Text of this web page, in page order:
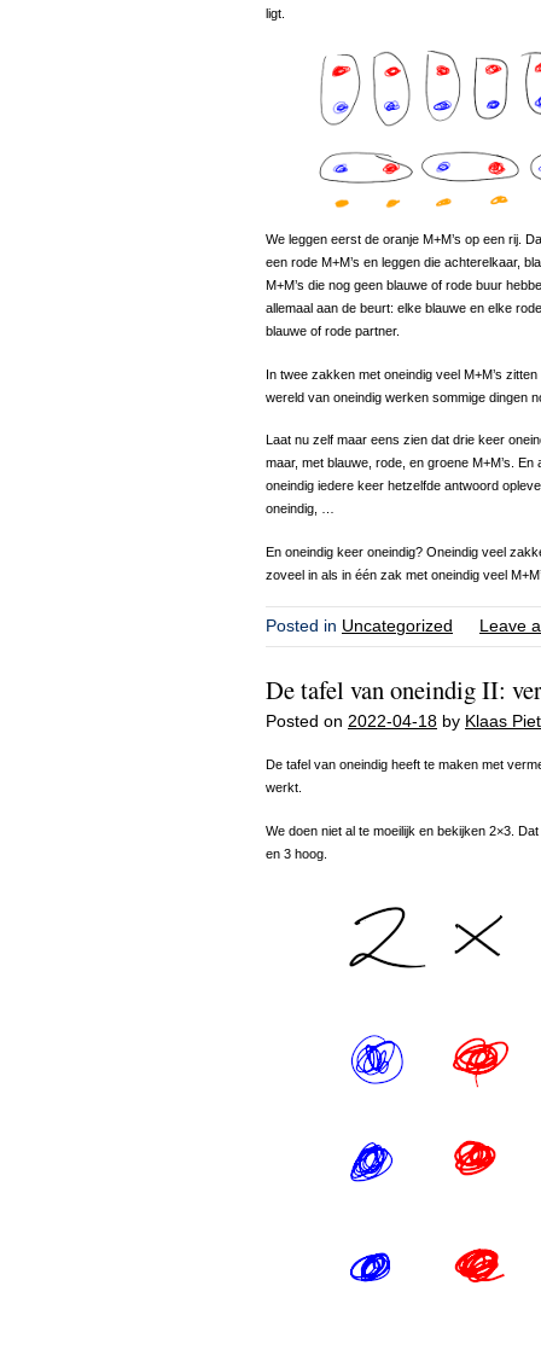
ligt.
We leggen eerst de oranje M+M’s op een rij.
een rode M+M’s en leggen die achterelkaar,
M+M’s die nog geen blauwe of rode buur
allemaal aan de beurt: elke blauwe en elke
blauwe of rode partner.
In twee zakken met oneindig veel M+M’s
wereld van oneindig werken sommige dingen
Laat nu zelf maar eens zien dat drie keer
maar, met blauwe, rode, en groene M+M’s.
oneindig iedere keer hetzelfde antwoord
oneindig, …
En oneindig keer oneindig? Oneindig veel
zoveel in als in één zak met oneindig veel
Posted in Uncategorized Leave
De tafel van oneindig II:
Posted on 2022-04-18 by Klaas
De tafel van oneindig heeft te maken met
werkt.
We doen niet al te moeilijk en bekijken 2×3.
en 3 hoog.